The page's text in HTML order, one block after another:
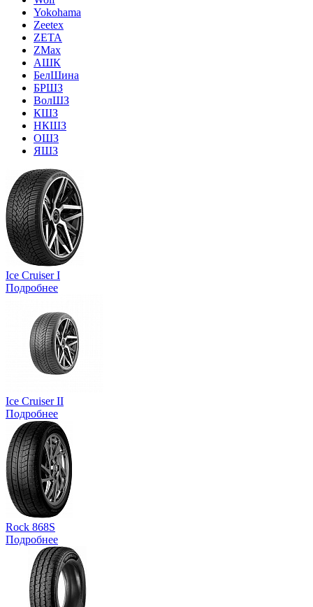
Yokohama
Zeetex
ZETA
ZMax
АШК
БелШина
БРШЗ
ВолШЗ
КШЗ
НКШЗ
ОШЗ
ЯШЗ
Ice Cruiser I
Подробнее
Ice Cruiser II
Подробнее
Rock 868S
Подробнее